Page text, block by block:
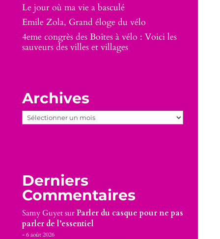
Le jour où ma vie a basculé
Emile Zola, Grand éloge du vélo
4eme congrès des Boîtes à vélo : Voici les
sauveurs des villes et villages
Archives
Archives
Derniers
Commentaires
Samy GuyetsurParler du casque pour ne pas
parler de l’essentiel
6 août 2026